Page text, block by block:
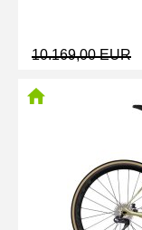
10.169,00 EUR